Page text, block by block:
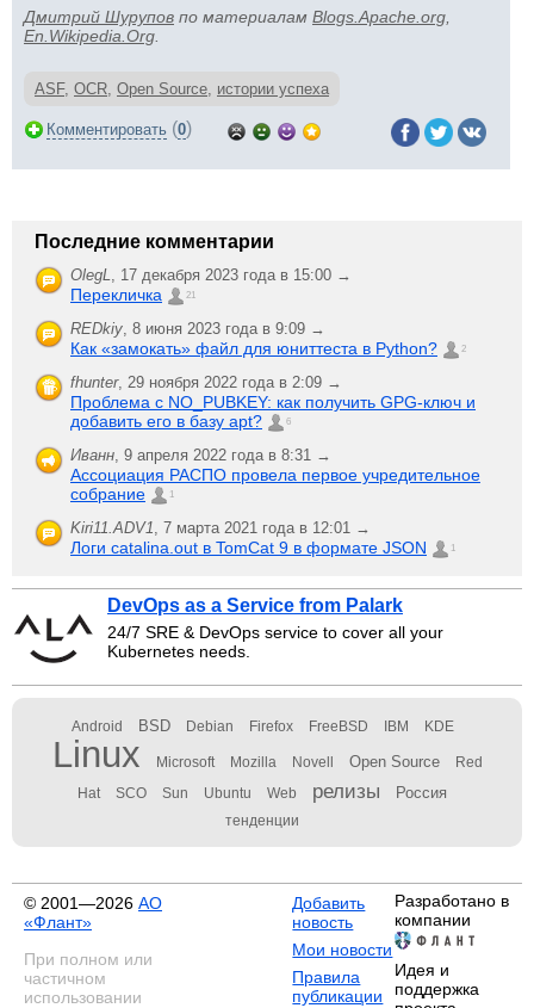
Дмитрий Шурупов по материалам Blogs.Apache.org
En.Wikipedia.Org
ASF, OCR, Open Source, истории успеха
Комментировать (0)
Последние комментарии
OlegL, 17 декабря 2023 года в 15:00 →
Перекличка 21
REDkiy, 8 июня 2023 года в 9:09 →
Как «замокать» файл для юниттеста в Python? 2
fhunter, 29 ноября 2022 года в 2:09 →
Проблема с NO_PUBKEY: как получить GPG-ключ и
добавить его в базу apt?
6
Иванн, 9 апреля 2022 года в 8:31 →
Ассоциация РАСПО провела первое учредительное
собрание
1
Kiri11.ADV1, 7 марта 2021 года в 12:01 →
Логи catalina.out в TomCat 9 в формате JSON 1
DevOps as a Service from Palark
24/7 SRE & DevOps service to cover all your
Kubernetes needs.
Android BSD Debian Firefox FreeBSD IBM KDE
Linux Microsoft Mozilla Novell Open Source Red
Hat SCO Sun Ubuntu Web релизы Россия
тенденции
© 2001—2026 АО
«Флант»
При полном или
частичном
использовании
Добавить
новость
Мои новости
Правила
публикации
Разработано в
компании
Идея и
поддержка